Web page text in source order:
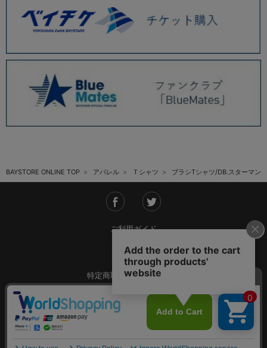
BAYSTORE ONLINE TOP アパレル Ｔシャツ ブラシTシャツ/DB.スターマン
ご利用ガイド
会社概要
特定商取引法に基づく表記
ご利用規約